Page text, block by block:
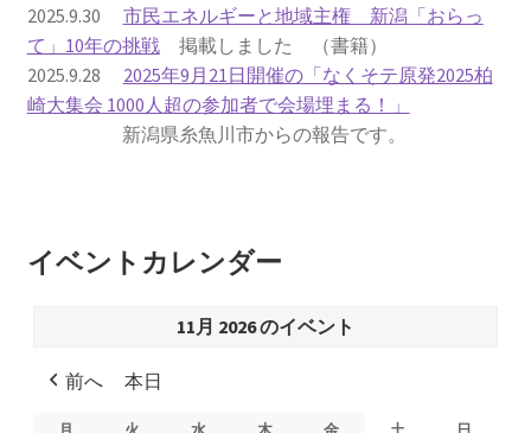
2022.12.29 原発事故と甲状腺がん
2023.1.26 「脱原発」成長論
2023.2.7 いまこそ私は原発に反対します
南海トラフ巨大地震でも原発は大丈夫と言う人々
2025.9.30 市民エネルギーと地域主権
2026.5.3 原発を止めた町
2025.9.30 市民エネルギーと地域主権 新潟「おらっ
て」10年の挑戦掲載しました （書籍）
2025.9.28 2025年9月21日開催の「なくそテ原発2025柏
崎大集会 1000人超の参加者で会場埋まる！」
新潟県糸魚川市からの報告です。
イベントカレンダー
11月 2026 のイベント
前へ 本日